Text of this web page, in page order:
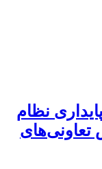
نظام